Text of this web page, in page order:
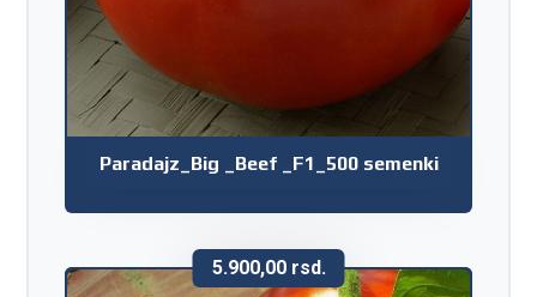
Paradajz_Big _Beef _F1_500 semenki
5.900,00 rsd.